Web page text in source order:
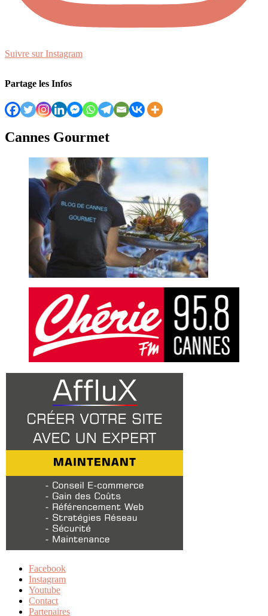
Suivre sur Instagram
Partage les Infos
Cannes Gourmet
Facebook
Instagram
Youtube
Contact
Partenaires